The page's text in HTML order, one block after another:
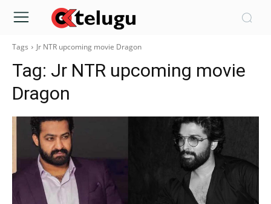
Tags Jr NTR upcoming movie Dragon
Tag: Jr NTR upcoming movie
Dragon